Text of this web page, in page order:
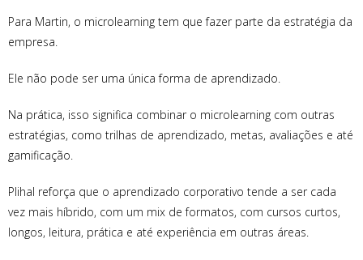
Para Martin, o microlearning tem que fazer parte da estratégia da
empresa.
Ele não pode ser uma única forma de aprendizado.
Na prática, isso significa combinar o microlearning com outras
estratégias, como trilhas de aprendizado, metas, avaliações e até
gamificação.
Plihal reforça que o aprendizado corporativo tende a ser cada
vez mais híbrido, com um mix de formatos, com cursos curtos,
longos, leitura, prática e até experiência em outras áreas.